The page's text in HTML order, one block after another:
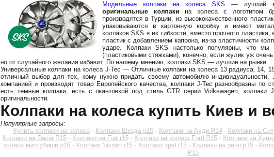
Модельные колпаки на колеса SKS — лучший
оригинальные колпаки на колеса с логотипом
производятся в Турции, из высококачественного
упаковываются в картонную коробку и имеют
колпаков SKS в их гибкости, вместо прочного
пластик с добавлением капрона, из-за эластичности
ударе. Колпаки SKS настолько популярны, что мы
(пластиковыми стяжками), конечно, если жулик уж очень
но от случайного желания избавит. По нашему мнению, колпаки SKS — лучшие на рынке.
Универсальные колпаки на колеса J-Tec — Отличные колпаки на колеса 13 радиуса, 14,
отличный выбор для тех, кому нужно придать своему автомобилю индивидуальности,
компанией и производят товар Европейского качества, колпаки J-Tec разнообразны по
есть темные колпаки, есть с окантовкой под стиль GTR серии Volkswagen,
оригинальности.
Колпаки на колеса купить Киев и
Популярные запросы:
Купить колпаки на колеса- Колпаки Шкода р15- Колпаки на Ауди R14- Колпаки на
Колпаки на Dacia R15 - Колпаки на Fiat r15 - Колпаки на колеса Ford R15 - Колпаки на
колеса митсубиши р15 - Колпаки Nissan r15 - Колпаки opel r15 - Колпаки на рено р15 -
Р15